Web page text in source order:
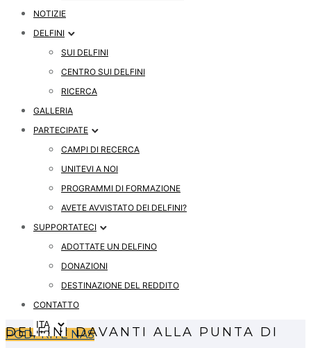
NOTIZIE
DELFINI
SUI DELFINI
CENTRO SUI DELFINI
RICERCA
GALLERIA
PARTECIPATE
CAMPI DI RECERCA
UNITEVI A NOI
PROGRAMMI DI FORMAZIONE
AVETE AVVISTATO DEI DELFINI?
SUPPORTATECI
ADOTTATE UN DELFINO
DONAZIONI
DESTINAZIONE DEL REDDITO
CONTATTO
PODPRITE NAS
DELFINI DAVANTI ALLA PUNTA DI